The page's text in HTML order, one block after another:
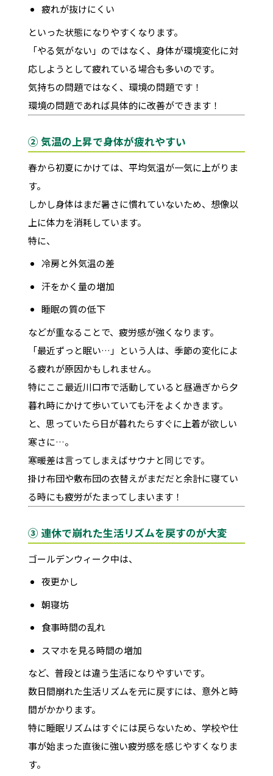
疲れが抜けにくい
といった状態になりやすくなります。
「やる気がない」のではなく、身体が環境変化に対
応しようとして疲れている場合も多いのです。
気持ちの問題ではなく、環境の問題です！
環境の問題であれば具体的に改善ができます！
② 気温の上昇で身体が疲れやすい
春から初夏にかけては、平均気温が一気に上がりま
す。
しかし身体はまだ暑さに慣れていないため、想像以
上に体力を消耗しています。
特に、
冷房と外気温の差
汗をかく量の増加
睡眠の質の低下
などが重なることで、疲労感が強くなります。
「最近ずっと眠い…」という人は、季節の変化によ
る疲れが原因かもしれません。
特にここ最近川口市で活動していると昼過ぎから夕
暮れ時にかけて歩いていても汗をよくかきます。
と、思っていたら日が暮れたらすぐに上着が欲しい
寒さに…。
寒暖差は言ってしまえばサウナと同じです。
掛け布団や敷布団の衣替えがまだだと余計に寝てい
る時にも疲労がたまってしまいます！
③ 連休で崩れた生活リズムを戻すのが大変
ゴールデンウィーク中は、
夜更かし
朝寝坊
食事時間の乱れ
スマホを見る時間の増加
など、普段とは違う生活になりやすいです。
数日間崩れた生活リズムを元に戻すには、意外と時
間がかかります。
特に睡眠リズムはすぐには戻らないため、学校や仕
事が始まった直後に強い疲労感を感じやすくなりま
す。